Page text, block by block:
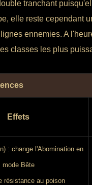
tranchant
elle reste cependant
ennemies. A
classes les plus
Effets
: change l'Abomination en
mode Bête
résistance au poison